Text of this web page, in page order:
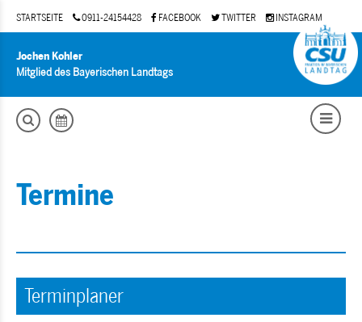
STARTSEITE 0911-24154428 FACEBOOK TWITTER INSTAGRAM
Jochen Kohler
Mitglied des Bayerischen Landtags
Termine
Terminplaner